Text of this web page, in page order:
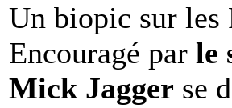
Un biopic sur les
Encouragé par le
Mick Jagger se